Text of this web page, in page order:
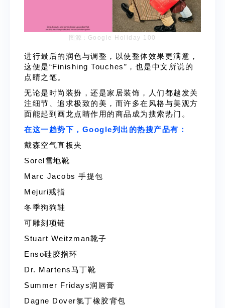
图源： Google Holiday 100
进行最后的润色与调整，以使整体效果更满意，
这便是“Finishing Touches”，也是中文所说的
点睛之笔。
无论是时尚装扮，还是家居装饰，人们都越发关
注细节、追求极致的美，而许多在风格与美观方
面能起到画龙点睛作用的商品成为搜索热门。
在这一趋势下，Google列出的热搜产品有：
戴森空气直板夹
Sorel雪地靴
Marc Jacobs 手提包
Mejuri戒指
冬季狗狗鞋
可雕刻项链
Stuart Weitzman靴子
Enso硅胶指环
Dr. Martens马丁靴
Summer Fridays润唇膏
Dagne Dover氯丁橡胶背包